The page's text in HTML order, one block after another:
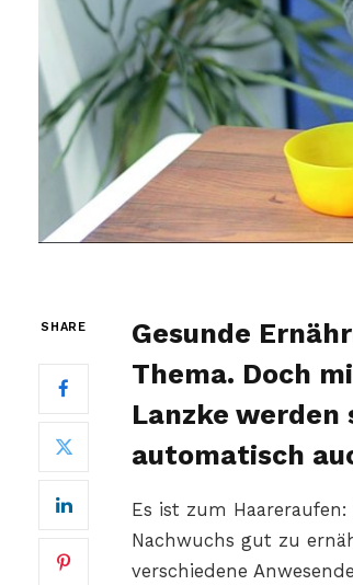
SHARE
Gesunde
Thema. Doch
Lanzke werden
automatisch
Es ist zum
Nachwuchs gut zu
verschiedene